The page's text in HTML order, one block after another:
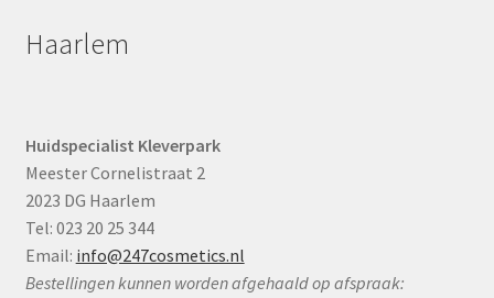
Haarlem
Huidspecialist Kleverpark
Meester Cornelistraat 2
2023 DG Haarlem
Tel: 023 20 25 344
Email: info@247cosmetics.nl
Bestellingen kunnen worden afgehaald op afspraak: